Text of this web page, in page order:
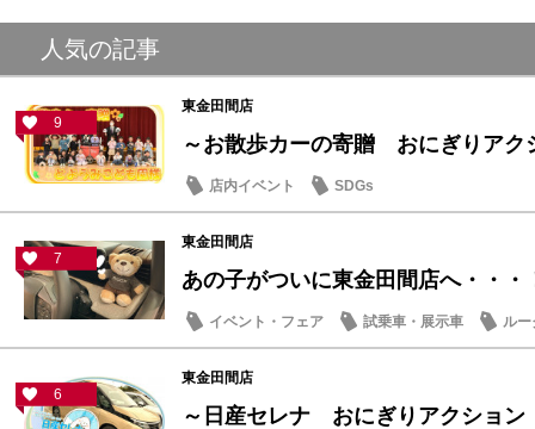
人気の記事
9
東金田間店
～お散歩カーの寄贈 おにぎりアク
店内イベント SDGs
7
東金田間店
あの子がついに東金田間店へ・・・
イベント・フェア 試乗車・展示車 ルー
6
東金田間店
～日産セレナ おにぎりアクショ